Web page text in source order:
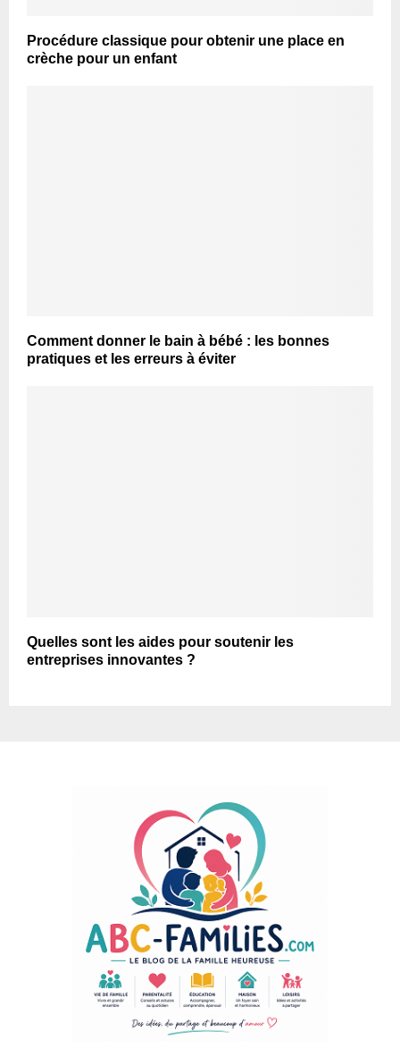
Procédure classique pour obtenir une place en
crèche pour un enfant
Comment donner le bain à bébé : les bonnes
pratiques et les erreurs à éviter
Quelles sont les aides pour soutenir les
entreprises innovantes ?